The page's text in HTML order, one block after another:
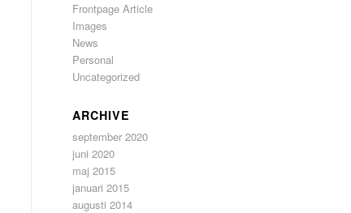
Frontpage Article
Images
News
Personal
Uncategorized
ARCHIVE
september 2020
juni 2020
maj 2015
januari 2015
augusti 2014